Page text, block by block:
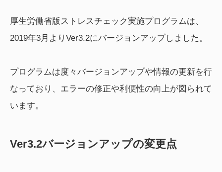
厚生労働省版ストレスチェック実施プログラムは、
2019年3月よりVer3.2にバージョンアップしました。
プログラムは度々バージョンアップや情報の更新を行
なっており、エラーの修正や利便性の向上が図られて
います。
Ver3.2バージョンアップの変更点